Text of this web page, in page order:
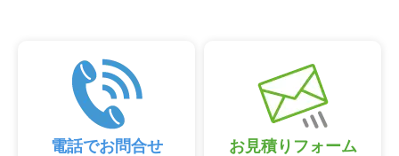
電話でお問合せ お見積りフォーム